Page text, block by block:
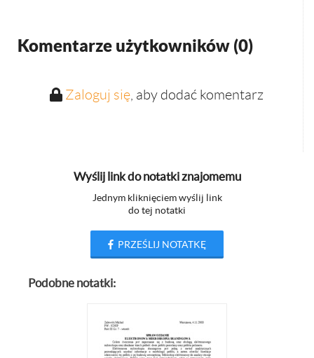
Komentarze użytkowników (0)
Zaloguj się, aby dodać komentarz
Wyślij link do notatki znajomemu
Jednym kliknięciem wyślij link
do tej notatki
PRZEŚLIJ NOTATKĘ
Podobne notatki: